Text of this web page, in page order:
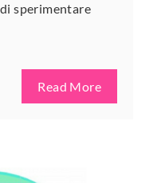
sperimentare
Read More